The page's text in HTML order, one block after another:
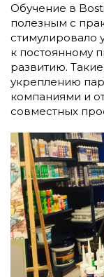
Обучение в
полезным с
стимулировало
к постоянному
развитию.
укреплению
компаниями и
совместных